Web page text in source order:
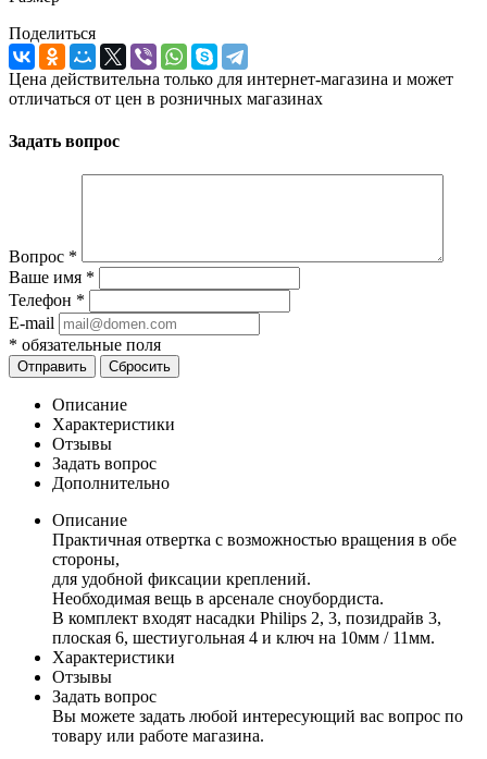
Поделиться
Цена действительна только для интернет-магазина и может
отличаться от цен в розничных магазинах
Задать вопрос
Вопрос *
Ваше имя *
Телефон *
E-mail
* обязательные поля
Сбросить
Описание
Характеристики
Отзывы
Задать вопрос
Дополнительно
Описание
Практичная отвертка с возможностью вращения в обе
стороны,
для удобной фиксации креплений.
Необходимая вещь в арсенале сноубордиста.
В комплект входят насадки Philips 2, 3, позидрайв 3,
плоская 6, шестиугольная 4 и ключ на 10мм / 11мм.
Характеристики
Отзывы
Задать вопрос
Вы можете задать любой интересующий вас вопрос по
товару или работе магазина.